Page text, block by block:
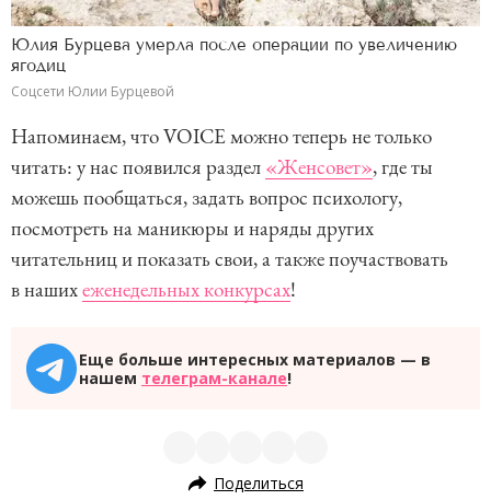
Юлия Бурцева умерла после операции по увеличению
ягодиц
Соцсети Юлии Бурцевой
Напоминаем, что VOICE можно теперь не только
читать: у нас появился раздел «Женсовет», где ты
можешь пообщаться, задать вопрос психологу,
посмотреть на маникюры и наряды других
читательниц и показать свои, а также поучаствовать
в нашихеженедельных конкурсах!
Еще больше интересных материалов — в
нашем телеграм-канале!
Поделиться